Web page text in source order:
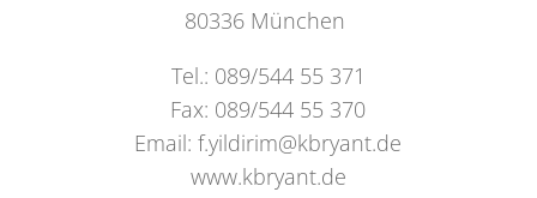
80336 München
Tel.: 089/544 55 371
Fax: 089/544 55 370
Email: f.yildirim@kbryant.de
www.kbryant.de